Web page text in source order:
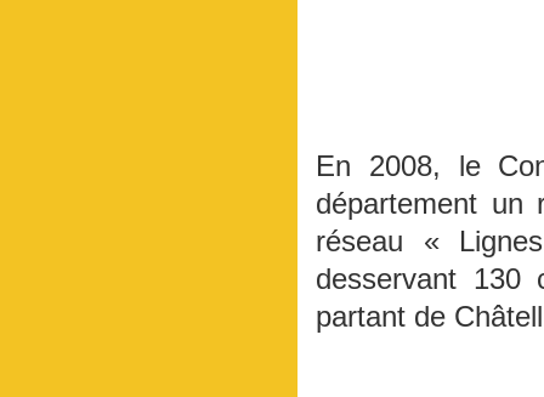
En 2008, le
département un
réseau «
desservant 130
partant de